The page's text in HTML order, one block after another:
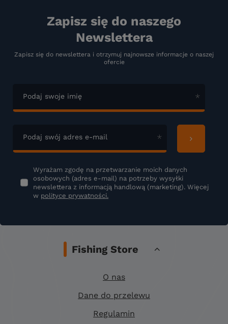
Zapisz się do naszego
Newslettera
Zapisz się do newslettera i otrzymuj najnowsze informacje o naszej
ofercie
Podaj swoje imię
Podaj swój adres e-mail
Wyrażam zgodę na przetwarzanie moich danych
osobowych (adres e-mail) na potrzeby wysyłki
newslettera z informacją handlową (marketing). Więcej
w polityce prywatności.
Fishing Store
O nas
Dane do przelewu
Regulamin